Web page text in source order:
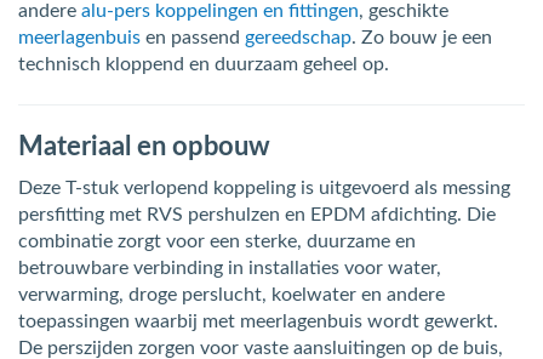
andere alu-pers koppelingen en fittingen, geschikte
meerlagenbuis en passend gereedschap. Zo bouw je een
technisch kloppend en duurzaam geheel op.
Materiaal en opbouw
Deze T-stuk verlopend koppeling is uitgevoerd als messing
persfitting met RVS pershulzen en EPDM afdichting. Die
combinatie zorgt voor een sterke, duurzame en
betrouwbare verbinding in installaties voor water,
verwarming, droge perslucht, koelwater en andere
toepassingen waarbij met meerlagenbuis wordt gewerkt.
De perszijden zorgen voor vaste aansluitingen op de buis,